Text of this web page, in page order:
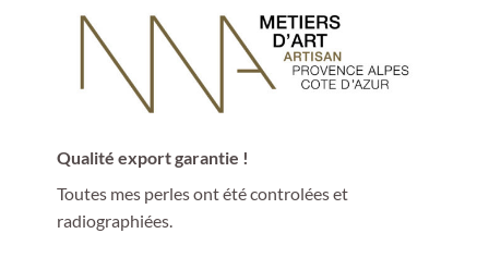
Qualité export garantie !
Toutes mes perles ont été controlées et
radiographiées.